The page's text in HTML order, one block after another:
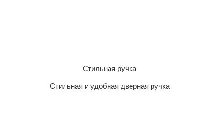
Стильная ручка
Стильная и удобная дверная ручка